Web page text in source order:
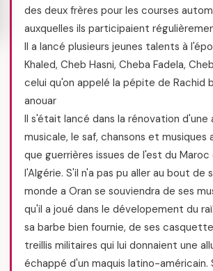
des deux frères pour les courses
auxquelles ils participaient
Il a lancé plusieurs jeunes talents à
Khaled, Cheb Hasni, Cheba Fadela,
celui qu'on appelé la pépite de Rachid
anouar
Il s'était lancé dans la rénovation
musicale, le saf, chansons et musiques
que guerrières issues de l'est du
l'Algérie. S'il n'a pas pu aller au bout
monde a Oran se souviendra de ses
qu'il a joué dans le dévelopement du
sa barbe bien fournie, de ses
treillis militaires qui lui donnaient une
échappé d'un maquis latino-américain.